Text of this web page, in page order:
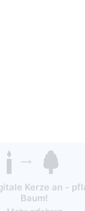
Kerze an -
Baum!